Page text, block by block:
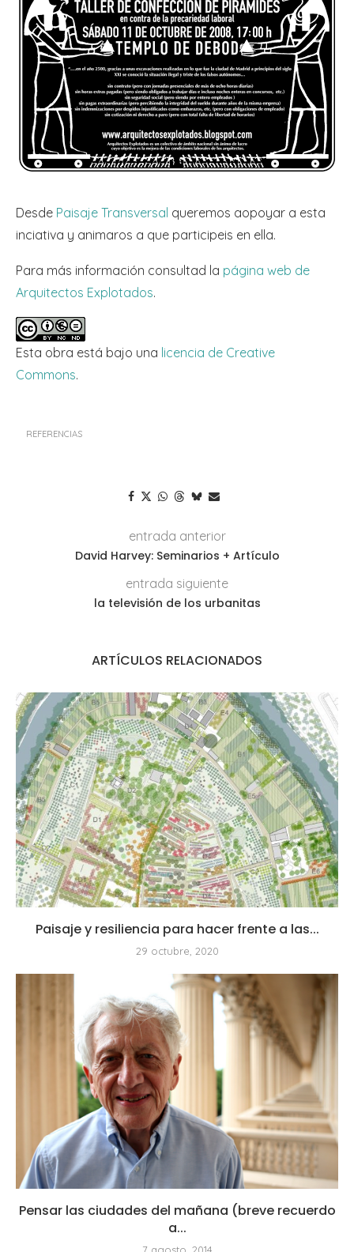
Desde Paisaje Transversal queremos aopoyar a esta
inciativa y animaros a que participeis en ella.
Para más información consultad la página web de
Arquitectos Explotados.
Esta obra está bajo una licencia de Creative
Commons.
REFERENCIAS
entrada anterior
David Harvey: Seminarios + Artículo
entrada siguiente
la televisión de los urbanitas
ARTÍCULOS RELACIONADOS
Paisaje y resiliencia para hacer frente a las...
29 octubre, 2020
Pensar las ciudades del mañana (breve recuerdo
a...